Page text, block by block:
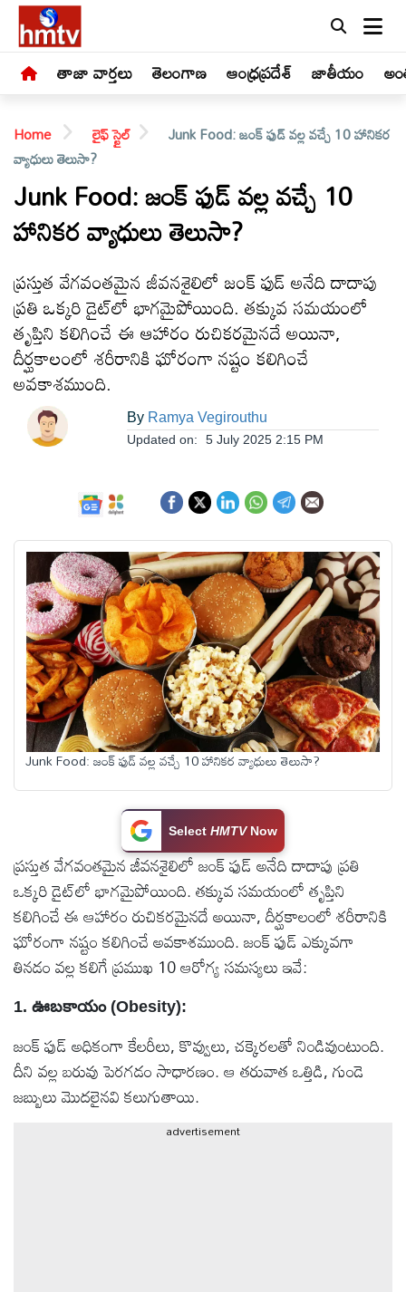
తాజా వార్తలు తెలంగాణ ఆంధ్రప్రదేశ్ జాతీయం
LIVE
తాజా
వార్తలు
తెలంగాణ
ఆంధ్రప్రదేశ్
జాతీయం
అంతర్జాతీయం
సినిమా
క్రీడలు
వ్యాపారం
లైఫ్
స్టైల్
స్పెషల్స్
కెరీర్ &
ఉద్యోగాలు
టీవి
వ్యవసాయం
Home లైఫ్ స్టైల్
Junk Food: జంక్ ఫుడ్‌ వల్ల వచ్చే 10 హానికర
వ్యాధులు తెలుసా?
Junk Food: జంక్ ఫుడ్‌ వల్ల వచ్చే 10
హానికర వ్యాధులు తెలుసా?
ప్రస్తుత వేగవంతమైన జీవనశైలిలో జంక్ ఫుడ్ అనేది దాదాపు
ప్రతి ఒక్కరి డైట్‌లో భాగమైపోయింది. తక్కువ సమయంలో
తృప్తిని కలిగించే ఈ ఆహారం రుచికరమైనదే అయినా,
దీర్ఘకాలంలో శరీరానికి ఘోరంగా నష్టం కలిగించే
అవకాశముంది.
By Ramya Vegirouthu
Updated on: 5 July 2025 2:15 PM
Junk Food: జంక్ ఫుడ్‌ వల్ల వచ్చే 10 హానికర వ్యాధులు తెలుసా?
Select HMTVNow
ప్రస్తుత వేగవంతమైన జీవనశైలిలో జంక్ ఫుడ్ అనేది దాదాపు ప్రతి
ఒక్కరి డైట్‌లో భాగమైపోయింది. తక్కువ సమయంలో తృప్తిని
కలిగించే ఈ ఆహారం రుచికరమైనదే అయినా, దీర్ఘకాలంలో శరీరానికి
ఘోరంగా నష్టం కలిగించే అవకాశముంది. జంక్ ఫుడ్‌ ఎక్కువగా
తినడం వల్ల కలిగే ప్రముఖ 10 ఆరోగ్య సమస్యలు ఇవే:
1. ఊబకాయం (Obesity):
జంక్ ఫుడ్ అధికంగా కేలరీలు, కొవ్వులు, చక్కెరలతో నిండివుంటుంది.
దీని వల్ల బరువు పెరగడం సాధారణం. ఆ తరువాత ఒత్తిడి, గుండె
జబ్బులు మొదలైనవి కలుగుతాయి.
advertisement